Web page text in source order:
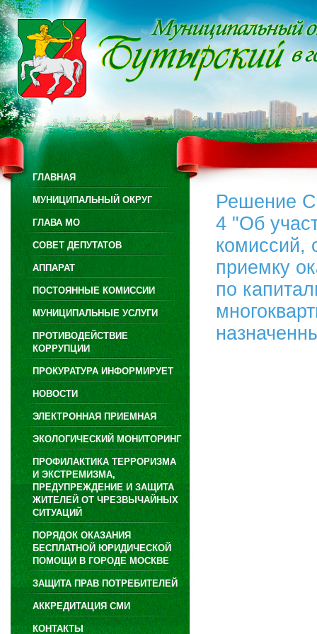
ГЛАВНАЯ
МУНИЦИПАЛЬНЫЙ ОКРУГ
ГЛАВА МО
СОВЕТ ДЕПУТАТОВ
АППАРАТ
ПОСТОЯННЫЕ КОМИССИИ
МУНИЦИПАЛЬНЫЕ УСЛУГИ
ПРОТИВОДЕЙСТВИЕ
КОРРУПЦИИ
ПРОКУРАТУРА ИНФОРМИРУЕТ
НОВОСТИ
ЭЛЕКТРОННАЯ ПРИЕМНАЯ
ЭКОЛОГИЧЕСКИЙ МОНИТОРИНГ
ПРОФИЛАКТИКА ТЕРРОРИЗМА
И ЭКСТРЕМИЗМА,
ПРЕДУПРЕЖДЕНИЕ И ЗАЩИТА
ЖИТЕЛЕЙ ОТ ЧРЕЗВЫЧАЙНЫХ
СИТУАЦИЙ
ПОРЯДОК ОКАЗАНИЯ
БЕСПЛАТНОЙ ЮРИДИЧЕСКОЙ
ПОМОЩИ В ГОРОДЕ МОСКВЕ
ЗАЩИТА ПРАВ ПОТРЕБИТЕЛЕЙ
АККРЕДИТАЦИЯ СМИ
КОНТАКТЫ
Решение
4 "Об
комиссий,
приемку
по